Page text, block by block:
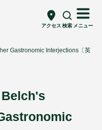
アクセス 検索 メニュー
Gastronomic Interjections〔英